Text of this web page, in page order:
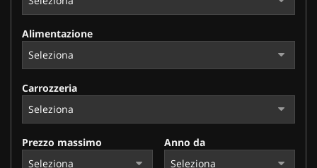
Alimentazione
Carrozzeria
Prezzo massimo Anno da